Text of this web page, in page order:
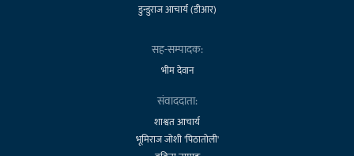
डुन्डुराज आचार्य (डीआर)
सह-सम्पादक:
भीम देवान
संवाददाता:
शाश्वत आचार्य
भूमिराज जोशी 'पिठातोली'